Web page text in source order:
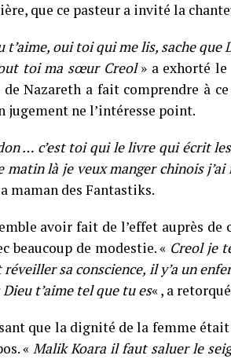
que ce pasteur a invité la
t’aime, oui toi qui me lis, sache que
toi ma sœur Creol» a exhorté le
Nazareth a fait comprendre à ce
jugement ne l’intéresse point.
… c’est toi qui le livre qui écrit
là je veux manger chinois j’ai
maman des Fantastiks.
avoir fait de l’effet auprès
beaucoup de modestie. « Creol je
sa conscience, il y’a un
t’aime tel que tu es« , a
que la dignité de la femme était
«Malik Koara il faut saluer le